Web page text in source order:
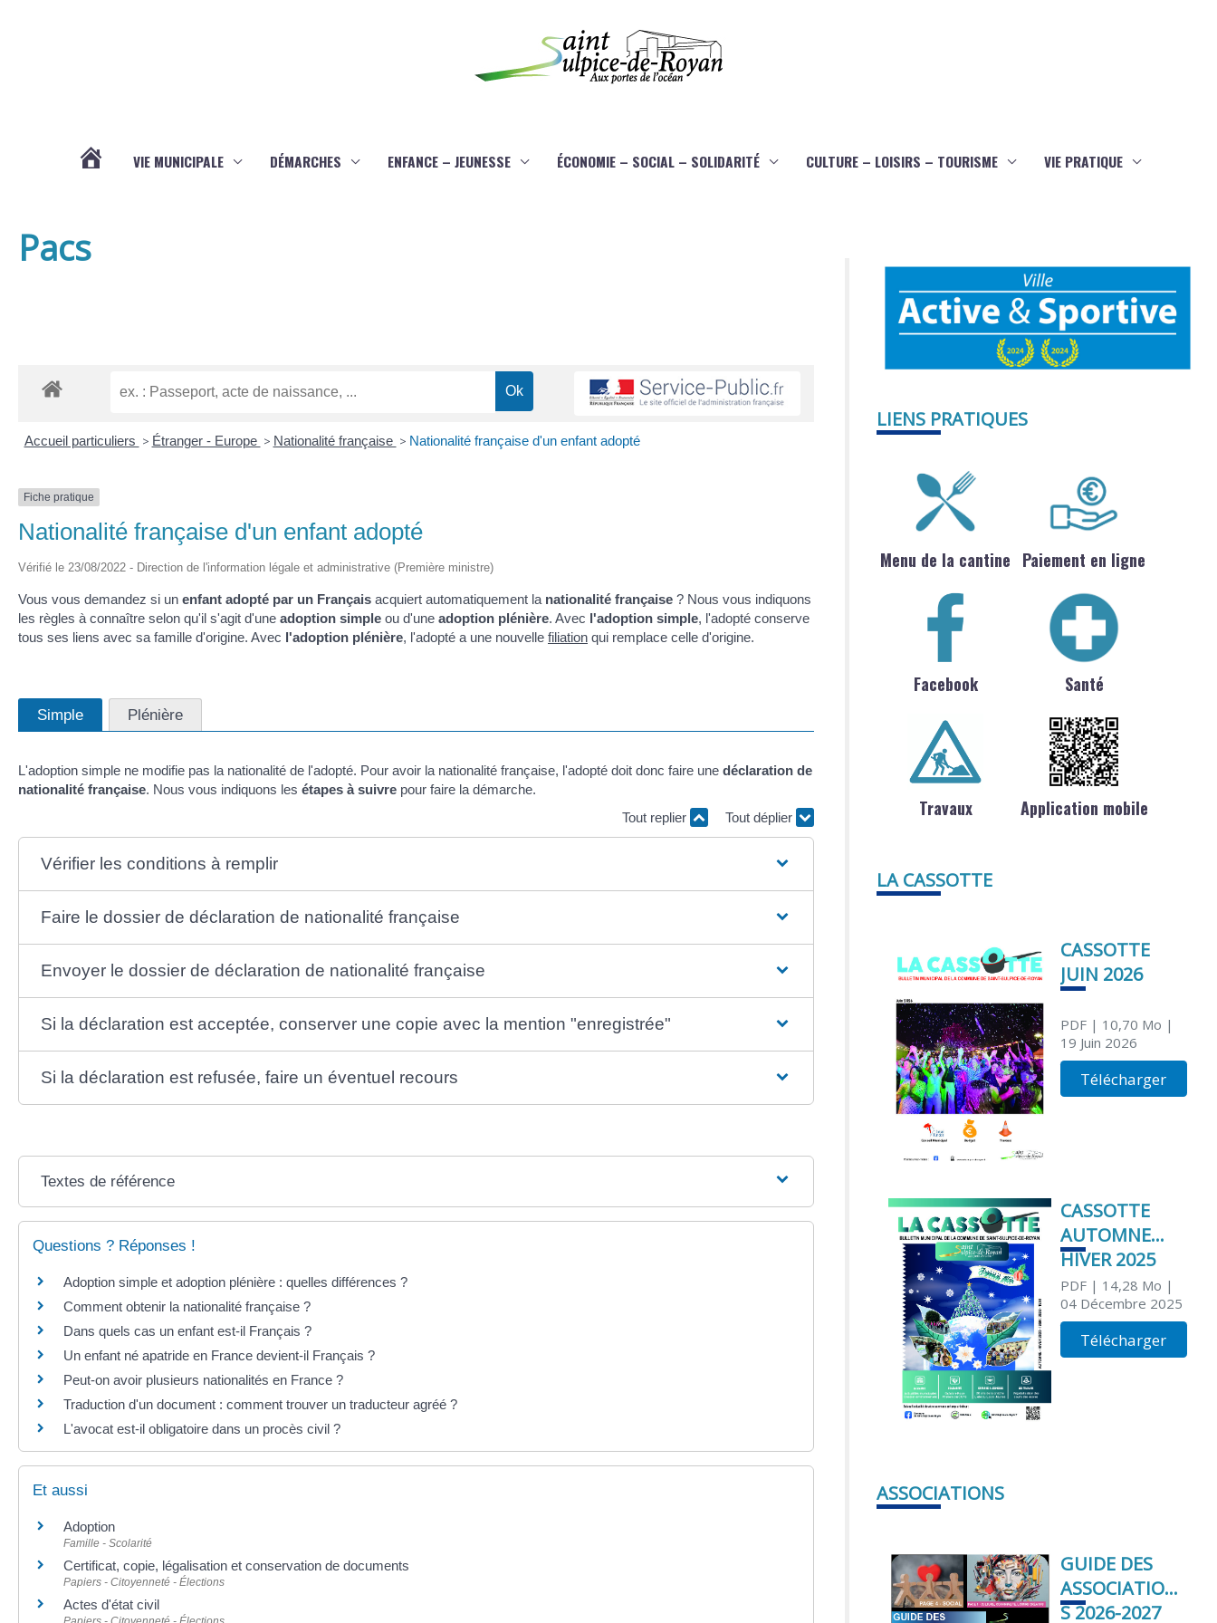
VIE MUNICIPALE DÉMARCHES ENFANCE – JEUNESSE ÉCONOMIE – SOCIAL – SOLIDARITÉ CULTURE – LOISIRS – TOURISME VIE PRATIQUE
Pacs
Accueil particuliers > Étranger - Europe > Nationalité française > Nationalité française d'un enfant adopté
Fiche pratique
Nationalité française d'un enfant adopté
Vérifié le 23/08/2022 - Direction de l'information légale et administrative (Première ministre)
Vous vous demandez si un enfant adopté par un Français acquiert automatiquement la nationalité française ? Nous vous indiquons
les règles à connaître selon qu'il s'agit d'une adoption simple ou d'une adoption plénière. Avec l'adoption simple, l'adopté conserve
tous ses liens avec sa famille d'origine. Avec l'adoption plénière, l'adopté a une nouvelle filiation qui remplace celle d'origine.
Simple Plénière
L'adoption simple ne modifie pas la nationalité de l'adopté. Pour avoir la nationalité française, l'adopté doit donc faire une déclaration de
nationalité française. Nous vous indiquons les étapes à suivre pour faire la démarche.
Tout replier
Tout déplier
Vérifier les conditions à remplir
Faire le dossier de déclaration de nationalité française
Envoyer le dossier de déclaration de nationalité française
Si la déclaration est acceptée, conserver une copie avec la mention "enregistrée"
Si la déclaration est refusée, faire un éventuel recours
Textes de référence
Questions ? Réponses !
Adoption simple et adoption plénière : quelles différences ?
Comment obtenir la nationalité française ?
Dans quels cas un enfant est-il Français ?
Un enfant né apatride en France devient-il Français ?
Peut-on avoir plusieurs nationalités en France ?
Traduction d'un document : comment trouver un traducteur agréé ?
L'avocat est-il obligatoire dans un procès civil ?
Et aussi
Adoption
Famille - Scolarité
Certificat, copie, légalisation et conservation de documents
Papiers - Citoyenneté - Élections
Actes d'état civil
LIENS PRATIQUES
Menu de la cantine Paiement en ligne
Facebook Santé
Travaux Application mobile
LA CASSOTTE
CASSOTTE
JUIN 2026
PDF| 10,70 Mo |
19 Juin 2026
Télécharger
CASSOTTE
AUTOMNE
HIVER 2025
PDF| 14,28 Mo |
04 Décembre 2025
Télécharger
ASSOCIATIONS
GUIDE DES
ASSOCIATION
S 2026-2027